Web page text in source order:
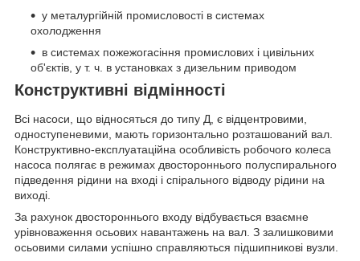
у металургійній промисловості в системах
охолодження
в системах пожежогасіння промислових і цивільних
об'єктів, у т. ч. в установках з дизельним приводом
Конструктивні відмінності
Всі насоси, що відносяться до типу Д, є відцентровими,
одноступеневими, мають горизонтально розташований вал.
Конструктивно-експлуатаційна особливість робочого колеса
насоса полягає в режимах двостороннього полуспирального
підведення рідини на вході і спірального відводу рідини на
виході.
За рахунок двостороннього входу відбувається взаємне
урівноваження осьових навантажень на вал. З залишковими
осьовими силами успішно справляються підшипникові вузли.